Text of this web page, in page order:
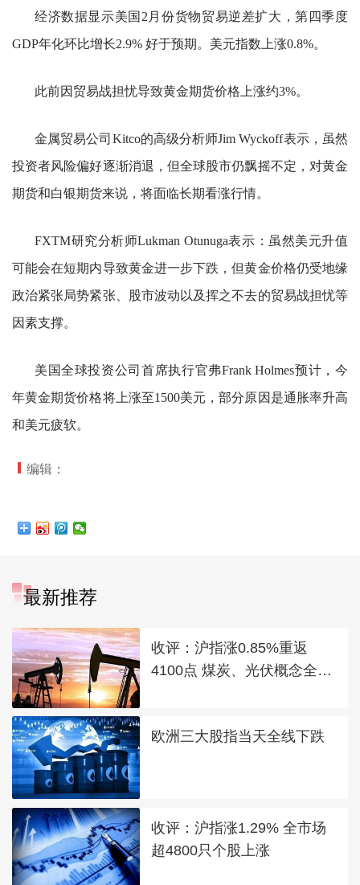
经济数据显示美国2月份货物贸易逆差扩大，第四季度
GDP年化环比增长2.9% 好于预期。美元指数上涨0.8%。
此前因贸易战担忧导致黄金期货价格上涨约3%。
金属贸易公司Kitco的高级分析师Jim Wyckoff表示，虽然
投资者风险偏好逐渐消退，但全球股市仍飘摇不定，对黄金
期货和白银期货来说，将面临长期看涨行情。
FXTM研究分析师Lukman Otunuga表示：虽然美元升值
可能会在短期内导致黄金进一步下跌，但黄金价格仍受地缘
政治紧张局势紧张、股市波动以及挥之不去的贸易战担忧等
因素支撑。
美国全球投资公司首席执行官弗Frank Holmes预计，今
年黄金期货价格将上涨至1500美元，部分原因是通胀率升高
和美元疲软。
编辑：
最新推荐
收评：沪指涨0.85%重返
4100点 煤炭、光伏概念全线
欧洲三大股指当天全线下跌
收评：沪指涨1.29% 全市场
超4800只个股上涨